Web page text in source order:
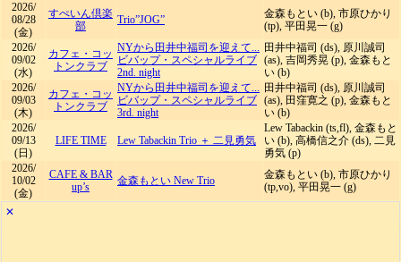
2026/
08/28
(金)
すぺいん倶楽
部
Trio”JOG”
金森もとい (b), 市原ひかり
(tp), 平田晃一 (g)
2026/
09/02
(水)
カフェ・コッ
トンクラブ
NYから田井中福司を迎えて...
ビバップ・スペシャルライブ
2nd. night
田井中福司 (ds), 原川誠司
(as), 吉岡秀晃 (p), 金森もと
い (b)
2026/
09/03
(木)
カフェ・コッ
トンクラブ
NYから田井中福司を迎えて...
ビバップ・スペシャルライブ
3rd. night
田井中福司 (ds), 原川誠司
(as), 田窪寛之 (p), 金森もと
い (b)
2026/
09/13
(日)
LIFE TIME Lew Tabackin Trio ＋ 二見勇気
Lew Tabackin (ts,fl), 金森もと
い (b), 高橋信之介 (ds), 二見
勇気 (p)
2026/
10/02
(金)
CAFE & BAR
up’s
金森もとい New Trio
金森もとい (b), 市原ひかり
(tp,vo), 平田晃一 (g)
✕